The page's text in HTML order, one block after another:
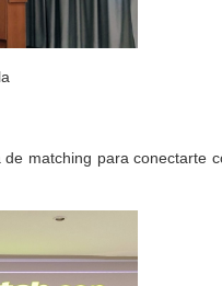
matching para conectarte